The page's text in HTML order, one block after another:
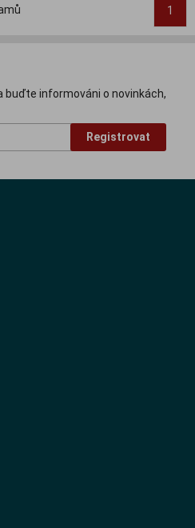
1
buďte informováni o novinkách,
Registrovat